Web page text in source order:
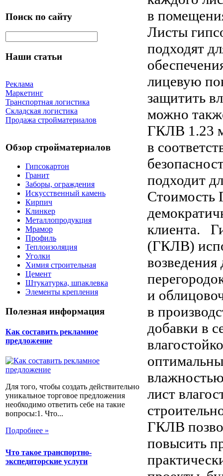
Поиск по сайту
Наши статьи
Реклама
Маркетинг
Транспортная логистика
Складская логистика
Продажа стройматериалов
Обзор стройматериалов
Гипсокартон
Гранит
Заборы, ограждения
Искусственный камень
Кирпич
Клинкер
Металлопродукция
Мрамор
Профиль
Теплоизоляция
Уголки
Химия строительная
Цемент
Штукатурка, шпаклевка
Элементы крепления
Полезная информация
Как составить рекламное
предложение
Для того, чтобы создать действительно
уникальное торговое предложения
необходимо ответить себе на такие
вопросы:1. Что...
Подробнее »
Что такое транспортно-
экспедиторские услуги
в
Листы
подходят
лицевую
защитить
можно
ГКЛВ 1.23
в
подходит
Стоимость
клиента.
(ГКЛВ)
и
в
добавки в
лист
ГКЛВ
повысить